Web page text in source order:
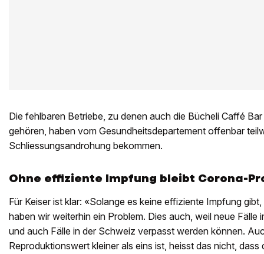
Die fehlbaren Betriebe, zu denen auch die Bücheli Caffé
gehören, haben vom Gesundheitsdepartement offenbar
Schliessungsandrohung bekommen.
Ohne effiziente Impfung bleibt Corona-
Für Keiser ist klar: «Solange es keine effiziente Impfung
haben wir weiterhin ein Problem. Dies auch, weil neue Fälle
und auch Fälle in der Schweiz verpasst werden können.
Reproduktionswert kleiner als eins ist, heisst das nicht, dass